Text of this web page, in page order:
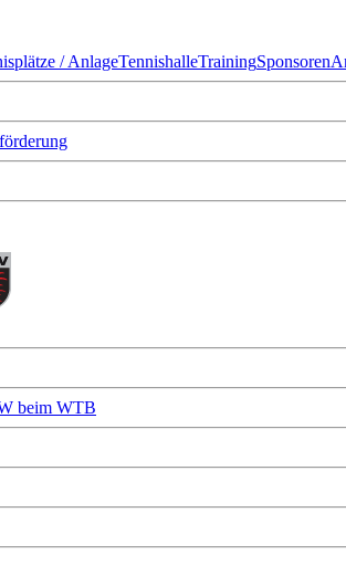
/ AnlageTennishalleTrainingSponsoren
beim WTB